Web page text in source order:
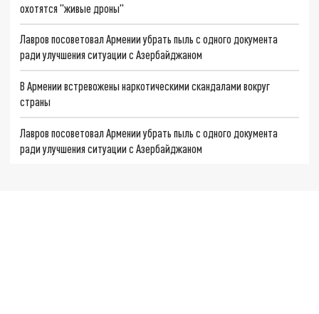
охотятся "живые дроны"
Лавров посоветовал Армении убрать пыль с одного документа
ради улучшения ситуации с Азербайджаном
В Армении встревожены наркотическими скандалами вокруг
страны
Лавров посоветовал Армении убрать пыль с одного документа
ради улучшения ситуации с Азербайджаном